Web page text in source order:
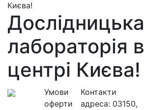
Києва!
Дослідницька
лабораторія в
центрі Києва!
Умови
оферти
Контакти
адреса: 03150,